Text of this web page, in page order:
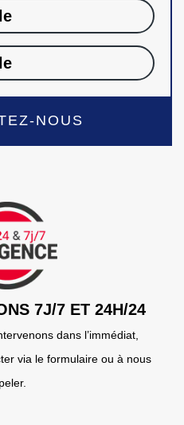
NOUS
7J/7 ET 24H/24
dans l’immédiat,
via le formulaire ou à nous